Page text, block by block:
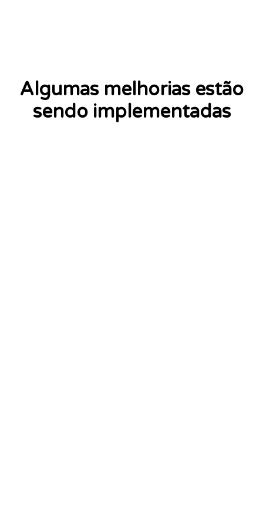
Algumas melhorias estão
sendo implementadas